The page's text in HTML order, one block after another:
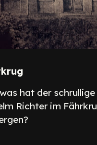
hat der
Richter im